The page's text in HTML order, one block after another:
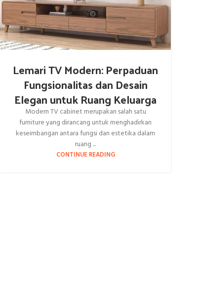
Lemari TV Modern: Perpaduan
Fungsionalitas dan Desain
Elegan untuk Ruang Keluarga
Modern TV cabinet merupakan salah satu
furniture yang dirancang untuk menghadirkan
keseimbangan antara fungsi dan estetika dalam
ruang ...
CONTINUE READING